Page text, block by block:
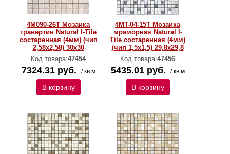
4M090-26T Мозаика
травертин Natural I-Тilе
состаренная (4мм) (чип
2,58х2,58) 30х30
Код товара:47454
7324.31 руб. / кв.м
В корзину
4MT-04-15T Мозаика
мраморная Natural I-
Тilе состаренная (4мм)
(чип 1,5x1,5) 29,8х29,8
Код товара:47456
5435.01 руб. / кв.м
В корзину